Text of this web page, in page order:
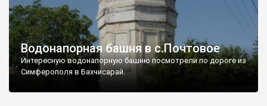
Водонапорная башня в с.Почтовое
Интересную водонапорную башню посмотрели по дороге из
Симферополя в Бахчисарай.